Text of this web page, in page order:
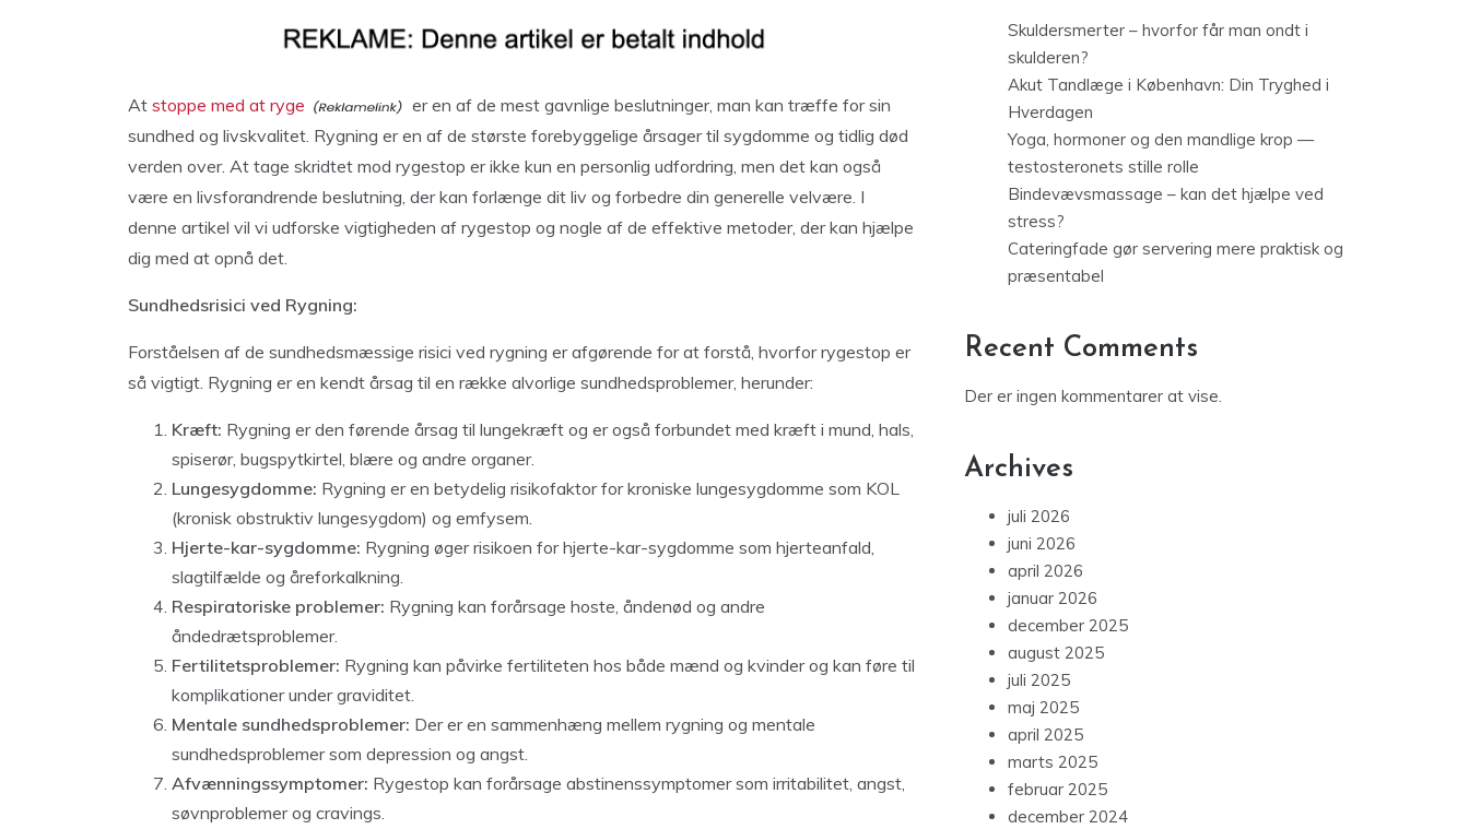
At stoppe med at ryge
er en af ​​de mest gavnlige beslutninger, man kan træffe for sin
sundhed og livskvalitet. Rygning er en af ​​de største forebyggelige årsager til sygdomme og tidlig død
verden over. At tage skridtet mod rygestop er ikke kun en personlig udfordring, men det kan også
være en livsforandrende beslutning, der kan forlænge dit liv og forbedre din generelle velvære. I
denne artikel vil vi udforske vigtigheden af rygestop og nogle af de effektive metoder, der kan hjælpe
dig med at opnå det.
Sundhedsrisici ved Rygning:
Forståelsen af ​​de sundhedsmæssige risici ved rygning er afgørende for at forstå, hvorfor rygestop er
så vigtigt. Rygning er en kendt årsag til en række alvorlige sundhedsproblemer, herunder:
Kræft: Rygning er den førende årsag til lungekræft og er også forbundet med kræft i mund, hals,
spiserør, bugspytkirtel, blære og andre organer.
Lungesygdomme: Rygning er en betydelig risikofaktor for kroniske lungesygdomme som KOL
(kronisk obstruktiv lungesygdom) og emfysem.
Hjerte-kar-sygdomme: Rygning øger risikoen for hjerte-kar-sygdomme som hjerteanfald,
slagtilfælde og åreforkalkning.
Respiratoriske problemer: Rygning kan forårsage hoste, åndenød og andre
åndedrætsproblemer.
Fertilitetsproblemer: Rygning kan påvirke fertiliteten hos både mænd og kvinder og kan føre til
komplikationer under graviditet.
Mentale sundhedsproblemer: Der er en sammenhæng mellem rygning og mentale
sundhedsproblemer som depression og angst.
Afvænningssymptomer: Rygestop kan forårsage abstinenssymptomer som irritabilitet, angst,
søvnproblemer og cravings.
Skuldersmerter – hvorfor får man ondt i
skulderen?
Akut Tandlæge i København: Din Tryghed i
Hverdagen
Yoga, hormoner og den mandlige krop —
testosteronets stille rolle
Bindevævsmassage – kan det hjælpe ved
stress?
Cateringfade gør servering mere praktisk og
præsentabel
Recent Comments
Der er ingen kommentarer at vise.
Archives
juli 2026
juni 2026
april 2026
januar 2026
december 2025
august 2025
juli 2025
maj 2025
april 2025
marts 2025
februar 2025
december 2024